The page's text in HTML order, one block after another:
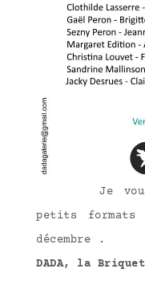
Je vous
petits formats
DADA, la